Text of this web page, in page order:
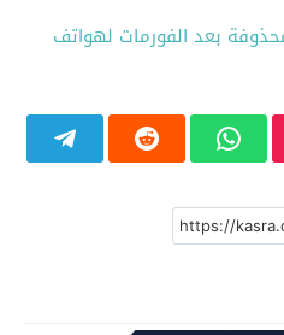
بعد الفورمات لهواتف